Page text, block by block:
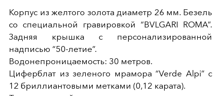
Корпус из желтого золота диаметр 26 мм. Безель
со специальной гравировкой “BVLGARI ROMA”.
Задняя крышка с персонализированной
надписью “50-летие”.
Водонепроницаемость: 30 метров.
Циферблат из зеленого мрамора “Verde Alpi” с
12 бриллиантовыми метками (0,12 карата).